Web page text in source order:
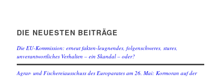
DIE NEUESTEN BEITRÄGE
Die EU-Kommission: erneut fakten-leugnendes, folgenschweres, stures,
unverantwortliches Verhalten – ein Skandal – oder?
Agrar- und Fischereiausschuss des Europarates am 26. Mai: Kormoran auf der